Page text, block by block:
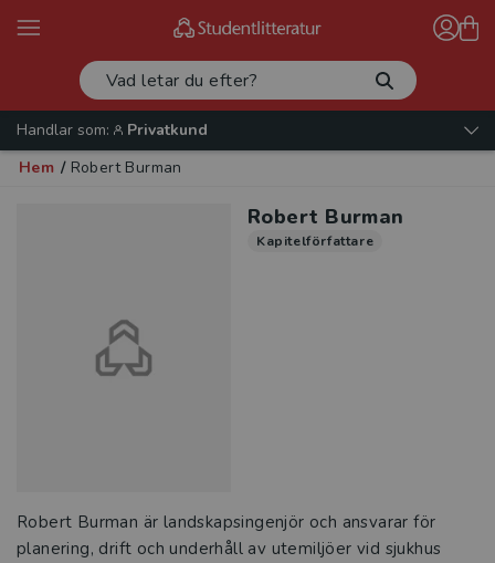
Handlar som:
Privatkund
Hem / Robert Burman
Robert Burman
Kapitelförfattare
Robert Burman är landskapsingenjör och ansvarar för
planering, drift och underhåll av utemiljöer vid sjukhus